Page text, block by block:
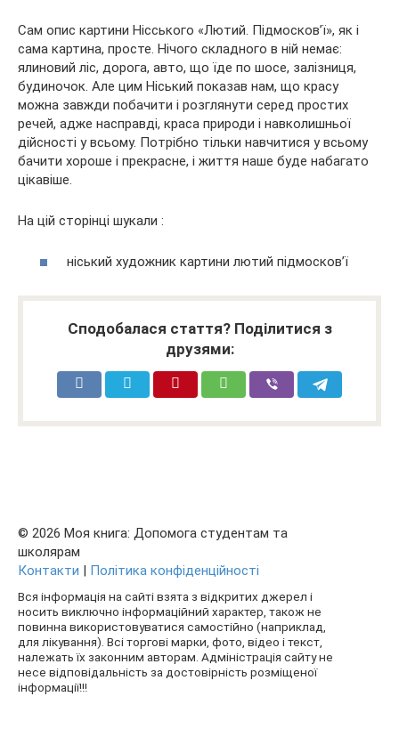
Сам опис картини Нісського «Лютий. Підмосков’ї», як і
сама картина, просте. Нічого складного в ній немає:
ялиновий ліс, дорога, авто, що їде по шосе, залізниця,
будиночок. Але цим Ніський показав нам, що красу
можна завжди побачити і розглянути серед простих
речей, адже насправді, краса природи і навколишньої
дійсності у всьому. Потрібно тільки навчитися у всьому
бачити хороше і прекрасне, і життя наше буде набагато
цікавіше.
На цій сторінці шукали :
ніський художник картини лютий підмосков’ї
Сподобалася стаття? Поділитися з
друзями:
© 2026 Моя книга: Допомога студентам та
школярам
Контакти
Політика конфіденційності
Вся інформація на сайті взята з відкритих джерел і
носить виключно інформаційний характер, також не
повинна використовуватися самостійно (наприклад,
для лікування). Всі торгові марки, фото, відео і текст,
належать їх законним авторам. Адміністрація сайту не
несе відповідальність за достовірність розміщеної
інформації!!!